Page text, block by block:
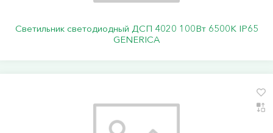
Светильник светодиодный ДСП 4020 100Вт 6500К IP65
GENERICA